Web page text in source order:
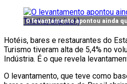
O levantamento apontou ainda
Hotéis, bares e restaurantes do
Turismo tiveram alta de 5,4% no
Indústria. É o que revela
O levantamento, que teve como